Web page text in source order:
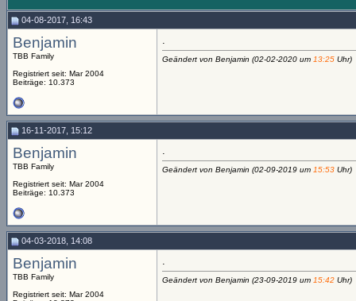
04-08-2017, 16:43
Benjamin
TBB Family
Registriert seit: Mar 2004
Beiträge: 10.373
.
Geändert von Benjamin (02-02-2020 um 13:25 Uhr)
16-11-2017, 15:12
Benjamin
TBB Family
Registriert seit: Mar 2004
Beiträge: 10.373
.
Geändert von Benjamin (02-09-2019 um 15:53 Uhr)
04-03-2018, 14:08
Benjamin
TBB Family
Registriert seit: Mar 2004
.
Geändert von Benjamin (23-09-2019 um 15:42 Uhr)